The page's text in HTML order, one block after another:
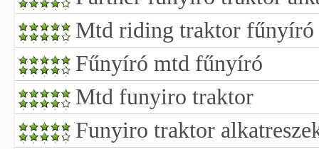
Mtd riding traktor fűnyíró
Fűnyíró mtd fűnyíró
Mtd funyiro traktor
Funyiro traktor